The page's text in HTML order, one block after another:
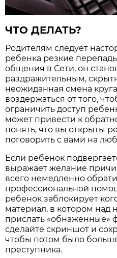
ЧТО ДЕЛАТЬ?
Родителям следует
ребенка резкие
общения в Сети, он
раздражительным,
неожиданная смена
воздержаться от того,
ограничить доступ
может привести к
понять, что вы открыты
поговорить с вами на
Если ребенок
выражает желание
всего немедленно
профессиональной
ребенок заблокирует
материал, в котором над
прислать «обнаженные»
сделайте скриншот и
чтобы потом было
преступника.